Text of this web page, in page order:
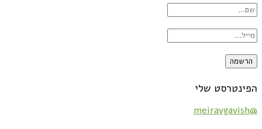
הפינטרסט שלי
@meiravgavish